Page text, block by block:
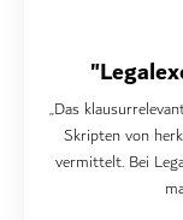
„Das
Skripten von
vermittelt. Bei